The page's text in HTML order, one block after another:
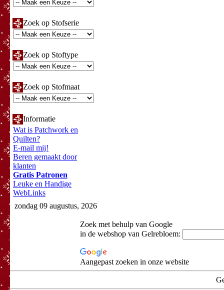
Zoek op Stofserie
Zoek op Stoftype
Zoek op Stofmaat
Informatie
Wat is Patchwork en
Quilten?
E-mail mij!
Beren gemaakt door
klanten
Gratis Patronen
Leuke en Handige
WebLinks
zondag 09 augustus, 2026
Zoek met behulp van Google
in de webshop van Gelrebloem:
Aangepast zoeken in onze website